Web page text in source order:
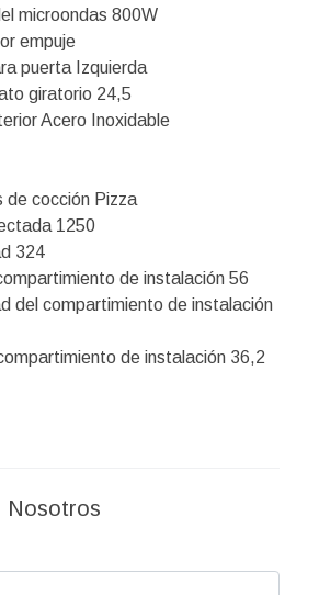
microondas 800W
empuje
puerta Izquierda
giratorio 24,5
Acero Inoxidable
de cocción Pizza
1250
324
de instalación 56
del compartimiento de instalación
de instalación 36,2
Nosotros